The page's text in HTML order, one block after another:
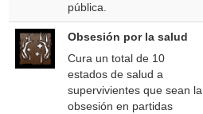
pública.
Obsesión por la salud
Cura un total de 10
estados de salud a
supervivientes que sean la
obsesión en partidas